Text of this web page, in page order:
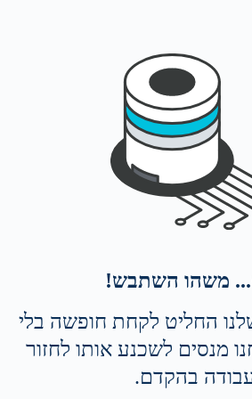
משהו השתבש!
החליט לקחת חופשה בלי
מנסים לשכנע אותו לחזור
בהקדם.